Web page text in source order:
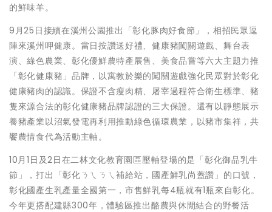
的鮮味羊。
9月25日接續在溪州公園推出「彰化豚肉好食節」，相招民眾逗
陣來溪州呷健康。當日按讚送好禮、健康豬闖關遊戲、舞台表
演、綠色農業、彰化優鮮農特產展售、美食品嘗等六大主題力推
「彰化健康豬」品牌，以寓教於樂的闖關遊戲強化民眾對於彰化
健康豬肉的認識。保證不含瘦肉精、屠宰過程符合衛生標準、豬
隻來源合法的彰化健康豬品牌認證的三大保證。還有以靜態展示
養豬產業以沼氣發電再利用推動綠色循環農業，以豬市集祥，共
饗農情食代為活動主軸。
10月1日及2日在二林文化教育園區壓軸登場的是「彰化御品乳牛
節」，打出「彰化ㄋㄟㄋㄟ補給站，國產鮮乳尚蓋讚」的口號，
彰化國產生乳產量全國第一，市售鮮乳每4瓶就有1瓶來自彰化。
今年更搭配建縣300年，體驗區推出酪農與休閒結合的野餐活